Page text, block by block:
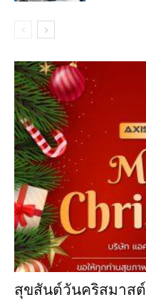
สุขสันต์วันคริสมาสต์